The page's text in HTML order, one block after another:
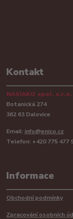
Kontakt
NASIAKO spol. s.r.o.
Botanická 274
362 63 Dalovice
Email: info@enico.cz
Telefon: +420 775 477
Informace
Obchodní podmínky
Zpracování osobních